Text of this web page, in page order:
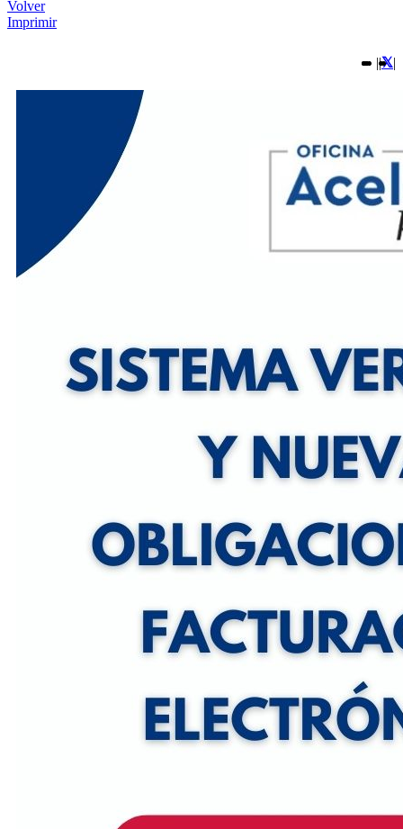
Volver
Imprimir
|| |